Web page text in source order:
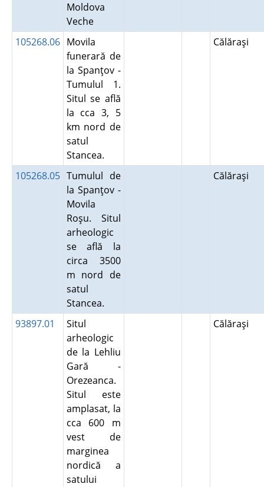
Moldova
Veche
105268.06 Movila
funerară de
la Spanţov -
Tumulul 1.
Situl se află
la cca 3, 5
km nord de
satul
Stancea.
Călăraşi
105268.05 Tumulul de
la Spanţov -
Movila
Roşu. Situl
arheologic
se află la
circa 3500
m nord de
satul
Stancea.
Călăraşi
93897.01
Situl
arheologic
de la Lehliu
Gară -
Orezeanca.
Situl este
amplasat, la
cca 600 m
vest de
marginea
nordică a
satului
Călăraşi